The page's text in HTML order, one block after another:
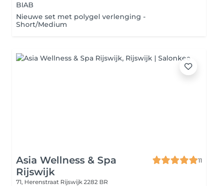
BIAB
Nieuwe set met polygel verlenging -
Short/Medium
Asia Wellness & Spa
Rijswijk
11
71, Herenstraat Rijswijk 2282 BR